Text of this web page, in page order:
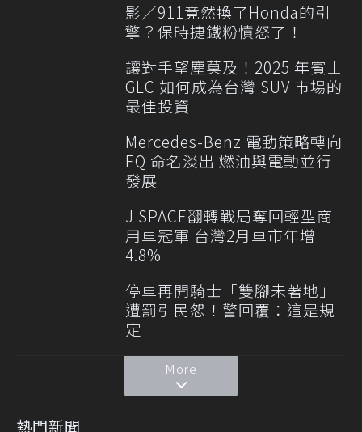
影／911竟然換了Honda的引
擎？保時捷鐵粉憤怒了！
讓對手望塵莫及！2025 年賓士
GLC 如何成為台灣 SUV 市場的
最佳投資
Mercedes-Benz 電動策略轉向
EQ 命名淡出 燃油與電動並行
發展
J SPACE翻轉戰局奪回輕型商
用車冠軍 台灣2月車市年增
4.8%
停車再開騎士「雙腳未著地」
遭罰引民怨！警回覆：這是規
定
More
熱門新聞